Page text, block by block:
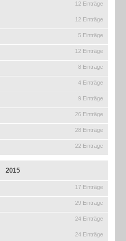
12 Einträge
12 Einträge
5 Einträge
12 Einträge
8 Einträge
4 Einträge
9 Einträge
26 Einträge
28 Einträge
22 Einträge
2015
17 Einträge
29 Einträge
24 Einträge
24 Einträge